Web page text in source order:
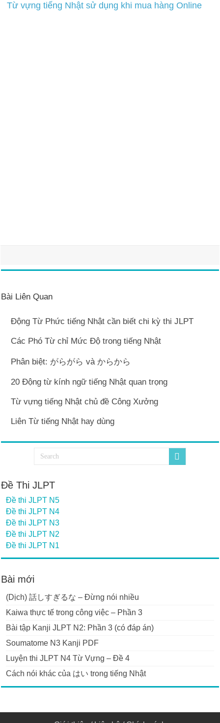
Từ vựng tiếng Nhật sử dụng khi mua hàng Online
Bài Liên Quan
Động Từ Phức tiếng Nhật cần biết chi kỳ thi JLPT
Các Phó Từ chỉ Mức Độ trong tiếng Nhật
Phân biệt: がらがら và からから
20 Động từ kính ngữ tiếng Nhật quan trọng
Từ vựng tiếng Nhật chủ đề Công Xưởng
Liên Từ tiếng Nhật hay dùng
Đề Thi JLPT
Đề thi JLPT N5
Đề thi JLPT N4
Đề thi JLPT N3
Đề thi JLPT N2
Đề thi JLPT N1
Bài mới
(Dịch) 話しすぎるな – Đừng nói nhiều
Kaiwa thực tế trong công việc – Phần 3
Bài tập Kanji JLPT N2: Phần 3 (có đáp án)
Soumatome N3 Kanji PDF
Luyện thi JLPT N4 Từ Vựng – Đề 4
Cách nói khác của はい trong tiếng Nhật